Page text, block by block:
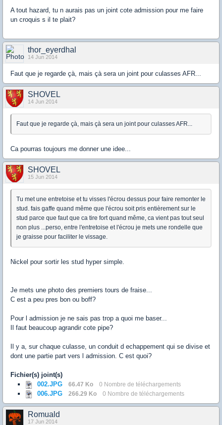
A tout hazard, tu n aurais pas un joint cote admission pour me faire
un croquis s il te plait?
thor_eyerdhal
14 Jun 2014
Faut que je regarde çà, mais çà sera un joint pour culasses AFR...
SHOVEL
14 Jun 2014
Faut que je regarde çà, mais çà sera un joint pour culasses AFR...
Ca pourras toujours me donner une idee...
SHOVEL
15 Jun 2014
Tu met une entretoise et tu visses l'écrou dessus pour faire remonter le
stud. fais gaffe quand même que l'écrou soit pris entièrement sur le
stud parce que faut que ca tire fort quand même, ca vient pas tout seul
non plus ...perso, entre l'entretoise et l'écrou je mets une rondelle que
je graisse pour faciliter le vissage.
Nickel pour sortir les stud hyper simple.
Je mets une photo des premiers tours de fraise...
C est a peu pres bon ou boff?
Pour l admission je ne sais pas trop a quoi me baser...
Il faut beaucoup agrandir cote pipe?
Il y a, sur chaque culasse, un conduit d echappement qui se divise et
dont une partie part vers l admission. C est quoi?
Fichier(s) joint(s)
002.JPG
66.47 Ko 0 Nombre de téléchargements
006.JPG 266.29 Ko 0 Nombre de téléchargements
Romuald
17 Jun 2014